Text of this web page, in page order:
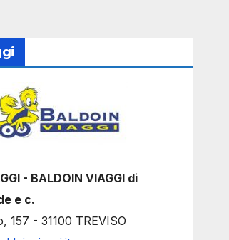
- BALDOIN VIAGGI di
e c.
157 - 31100 TREVISO